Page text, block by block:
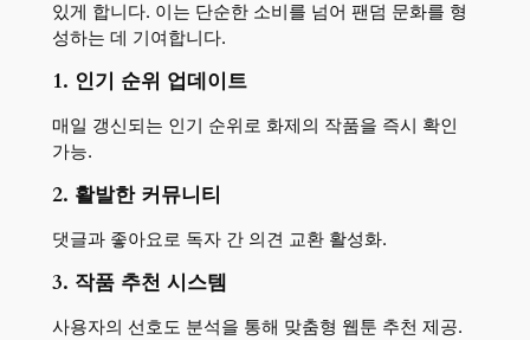
있게 합니다. 이는 단순한 소비를 넘어 팬덤 문화를 형
성하는 데 기여합니다.
1. 인기 순위 업데이트
매일 갱신되는 인기 순위로 화제의 작품을 즉시 확인
가능.
2. 활발한 커뮤니티
댓글과 좋아요로 독자 간 의견 교환 활성화.
3. 작품 추천 시스템
사용자의 선호도 분석을 통해 맞춤형 웹툰 추천 제공.